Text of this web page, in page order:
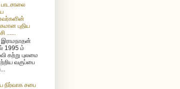
புதிய
......
1995 ம்
கற்று புலமை
வகுப்பை
நிர்வாக சபை